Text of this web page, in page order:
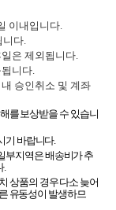
이내입니다.
다.
은 제외됩니다.
니다.
승인취소 및 계좌
를 보상받을 수 있습니
기 바랍니다.
부지역은 배송비가 추
.
상품의 경우 다소 늦어
유동성이 발생하므